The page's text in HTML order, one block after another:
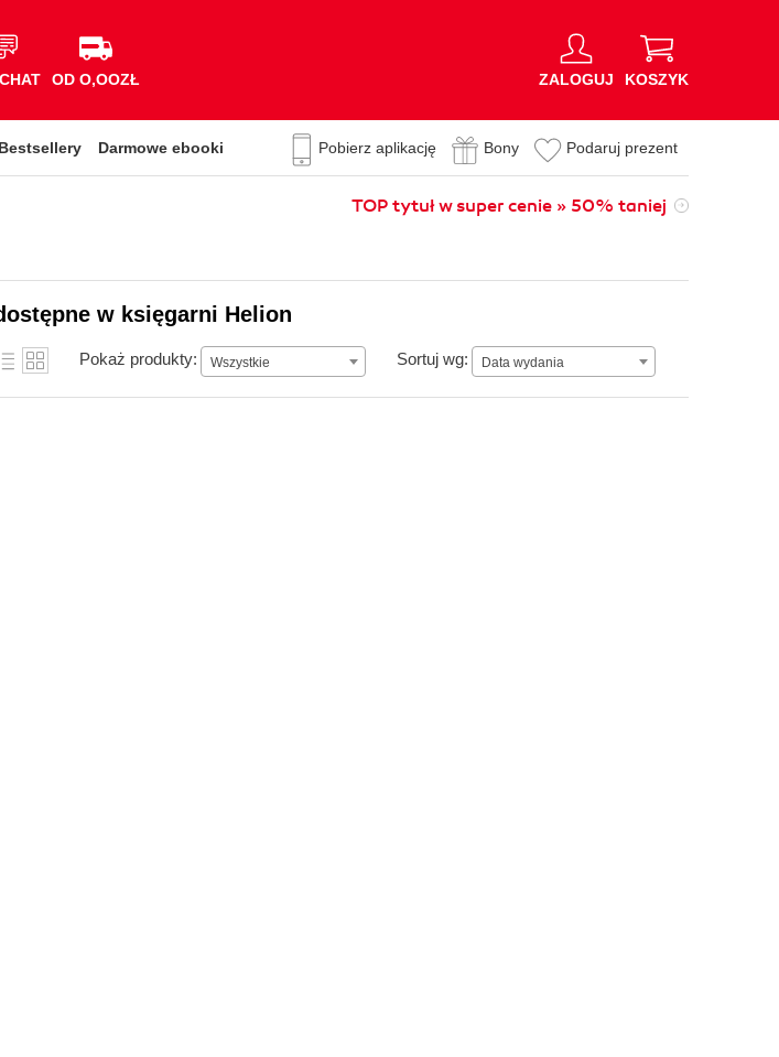
OD O,OOZŁ ZALOGUJ KOSZYK
Bestsellery Darmowe ebooki Pobierz aplikację Bony Podaruj prezent
TOP tytuł w super cenie » 50% taniej
w księgarni Helion
Pokaż produkty: Wszystkie Sortuj wg: Data wydania
Data wydania